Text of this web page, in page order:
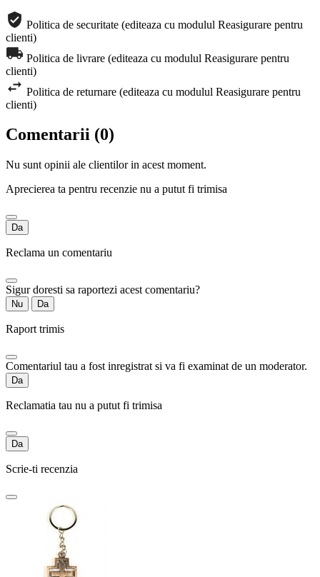
Politica de securitate (editeaza cu modulul Reasigurare pentru
clienti)
Politica de livrare (editeaza cu modulul Reasigurare pentru
clienti)
Politica de returnare (editeaza cu modulul Reasigurare pentru
clienti)
Comentarii (0)
Nu sunt opinii ale clientilor in acest moment.
Aprecierea ta pentru recenzie nu a putut fi trimisa
Da
Reclama un comentariu
Sigur doresti sa raportezi acest comentariu?
Nu Da
Raport trimis
Comentariul tau a fost inregistrat si va fi examinat de un moderator.
Da
Reclamatia tau nu a putut fi trimisa
Da
Scrie-ti recenzia